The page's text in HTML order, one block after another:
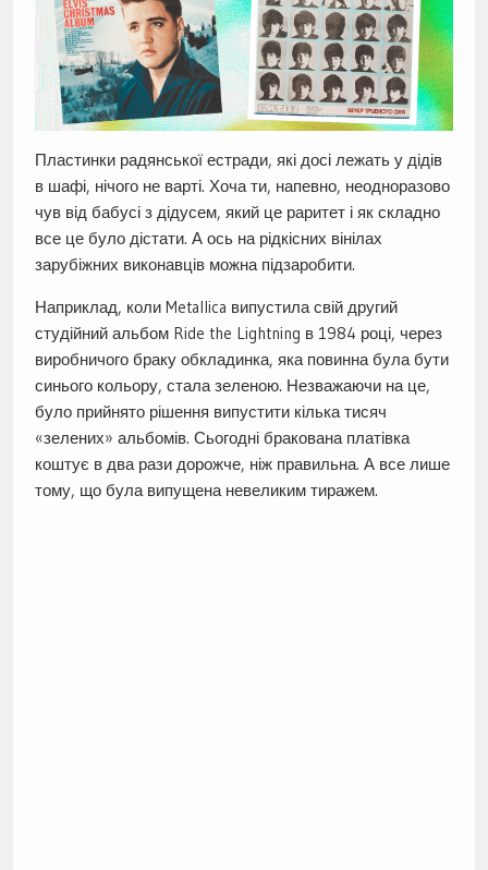
Пластинки радянської естради, які досі лежать у дідів
в шафі, нічого не варті. Хоча ти, напевно, неодноразово
чув від бабусі з дідусем, який це раритет і як складно
все це було дістати. А ось на рідкісних вінілах
зарубіжних виконавців можна підзаробити.
Наприклад, коли Metallica випустила свій другий
студійний альбом Ride the Lightning в 1984 році, через
виробничого браку обкладинка, яка повинна була бути
синього кольору, стала зеленою. Незважаючи на це,
було прийнято рішення випустити кілька тисяч
«зелених» альбомів. Сьогодні бракована платівка
коштує в два рази дорожче, ніж правильна. А все лише
тому, що була випущена невеликим тиражем.